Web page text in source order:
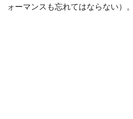
ォーマンスも忘れてはならない）。